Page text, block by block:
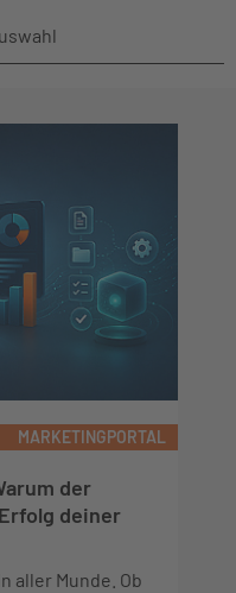
MARKETINGPORTAL
der
deiner
aller Munde. Ob